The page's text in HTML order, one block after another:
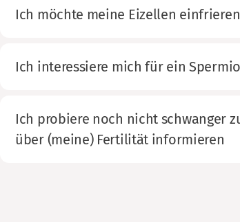
Ich möchte meine Eizellen
Ich interessiere mich für ein
Ich probiere noch nicht schwanger
über (meine) Fertilität informieren